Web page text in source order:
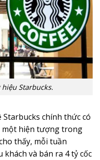
Starbucks.
chính thức có
hiện tượng trong
thấy, mỗi tuần
và bán ra 4 tỷ cốc